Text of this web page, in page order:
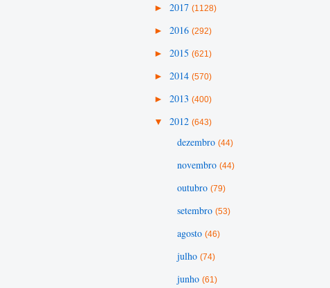
► 2017 (1128)
► 2016 (292)
► 2015 (621)
► 2014 (570)
► 2013 (400)
▼ 2012 (643)
dezembro (44)
novembro (44)
outubro (79)
setembro (53)
agosto (46)
julho (74)
junho (61)